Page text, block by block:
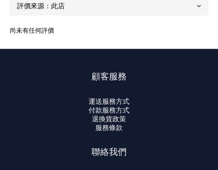
尚未有任何評價
顧客服務
運送服務方式
付款服務方式
退換貨政策
服務條款
聯絡我們